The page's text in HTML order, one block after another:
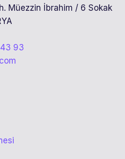
Müezzin İbrahim / 6 Sokak
93